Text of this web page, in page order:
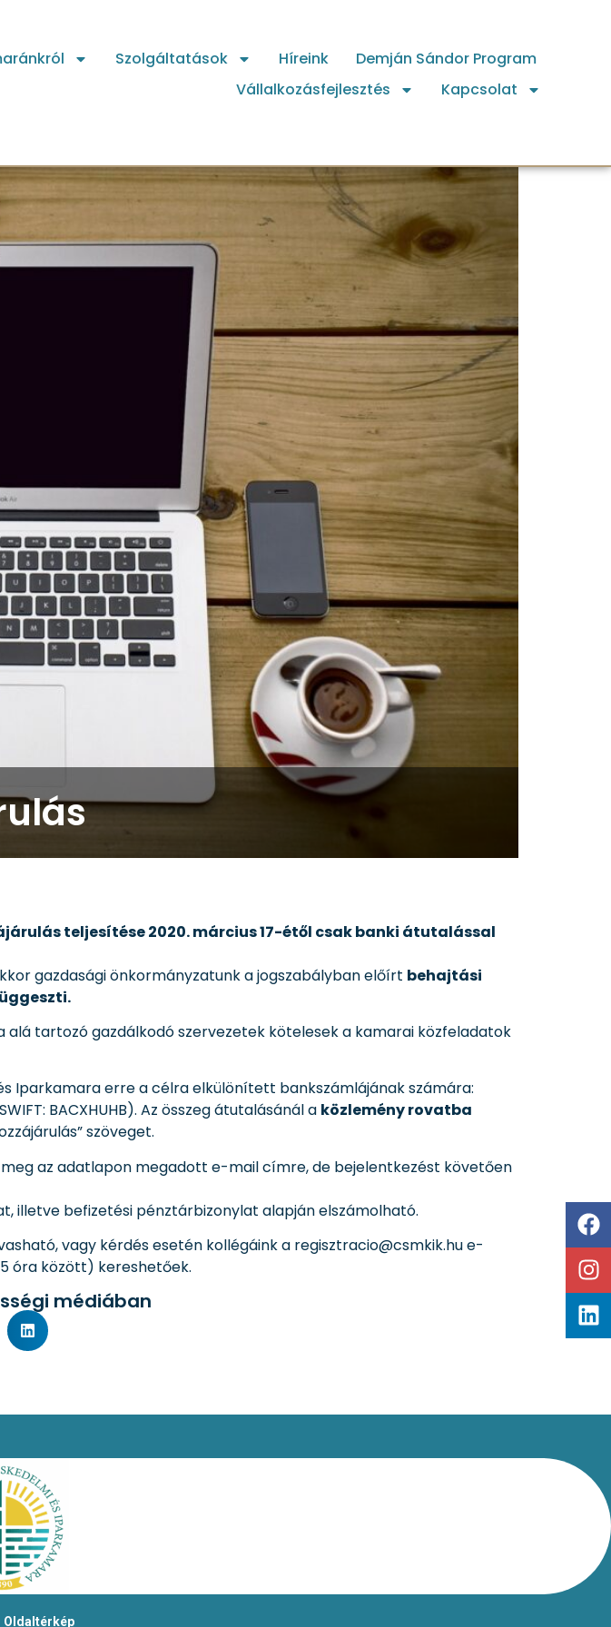
Szolgáltatások Híreink
Demján Sándor Program
Vállalkozásfejlesztés
Kapcsolat
teljesítése 2020. március 17-étől csak banki átutalással
gazdasági önkormányzatunk a jogszabályban előírt behajtási
alá tartozó gazdálkodó szervezetek kötelesek a kamarai közfeladatok
Iparkamara erre a célra elkülönített bankszámlájának számára:
BACXHUHB). Az összeg átutalásánál a közlemény rovatba
szöveget.
az adatlapon megadott e-mail címre, de bejelentkezést követően
illetve befizetési pénztárbizonylat alapján elszámolható.
vagy kérdés esetén kollégáink a regisztracio@csmkik.hu e-
óra között) kereshetőek.
médiában
Oldaltérkép